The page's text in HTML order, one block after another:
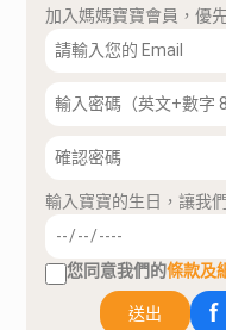
加入媽媽寶寶會員，優
輸入寶寶的生日，讓我
您同意我們的條款及
送出